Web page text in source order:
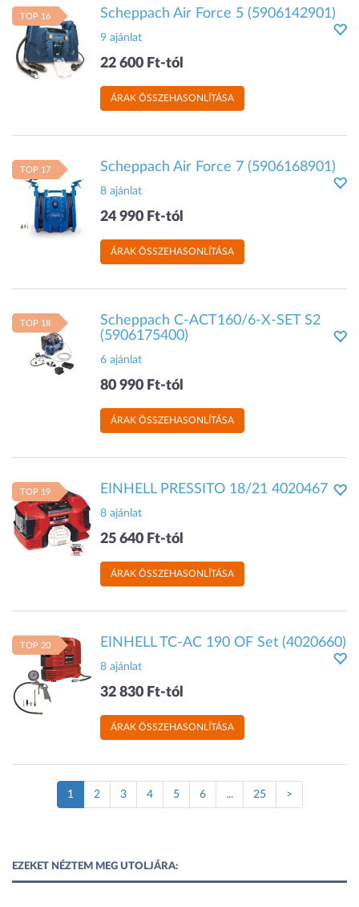
TOP 16 Scheppach Air Force 5 (5906142901)
9 ajánlat
22 600 Ft-tól
ÁRAK ÖSSZEHASONLÍTÁSA
TOP 17 Scheppach Air Force 7 (5906168901)
8 ajánlat
24 990 Ft-tól
ÁRAK ÖSSZEHASONLÍTÁSA
TOP 18
Scheppach C-ACT160/6-X-SET S2
(5906175400)
6 ajánlat
80 990 Ft-tól
ÁRAK ÖSSZEHASONLÍTÁSA
TOP 19 EINHELL PRESSITO 18/21 4020467
8 ajánlat
25 640 Ft-tól
ÁRAK ÖSSZEHASONLÍTÁSA
TOP 20 EINHELL TC-AC 190 OF Set (4020660)
8 ajánlat
32 830 Ft-tól
ÁRAK ÖSSZEHASONLÍTÁSA
1 (Jelenlegi
oldal)
2 3 4 5 6 ... 25 >
EZEKET NÉZTEM MEG UTOLJÁRA: